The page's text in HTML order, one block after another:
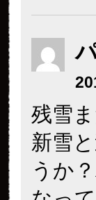
残雪
新雪
うか